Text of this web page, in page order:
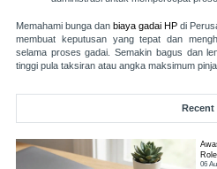
Memahami bunga dan biaya gadai HP di
membuat keputusan yang tepat dan
selama proses gadai. Semakin bagus dan
tinggi pula taksiran atau angka maksimum
Recent
06